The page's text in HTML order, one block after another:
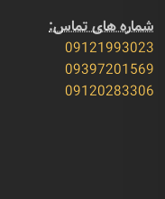
شماره های تماس:
09121993023
09397201569
09120283306